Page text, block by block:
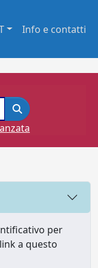
Info e contatti
per
a questo